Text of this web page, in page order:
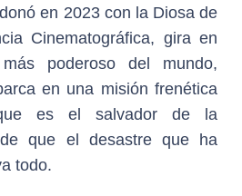
en 2023 con la Diosa de
Cinematográfica, gira en
poderoso del mundo,
en una misión frenética
es el salvador de la
que el desastre que ha
todo.